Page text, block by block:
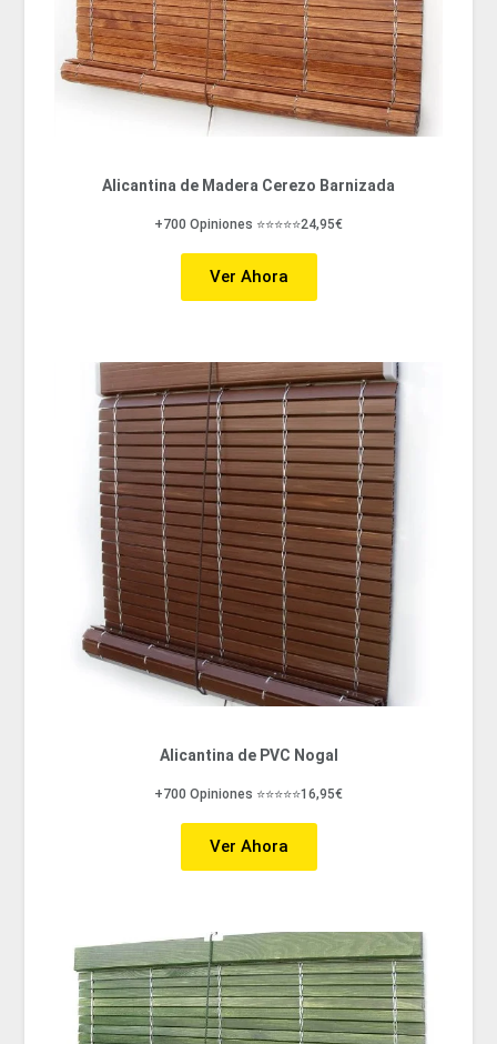
Alicantina de Madera Cerezo Barnizada
+700 Opiniones ⭐⭐⭐⭐⭐24,95€
Ver Ahora
Alicantina de PVC Nogal
+700 Opiniones ⭐⭐⭐⭐⭐16,95€
Ver Ahora